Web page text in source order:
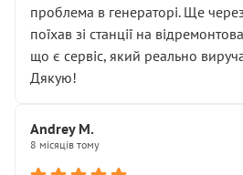
( ну все зняли та доробили)
Окремий момент, який виглядає
мені заявили, що бачок
міняти разом із головним
Для людини, яка хоча б трохи
це звучить як мінімум
спроба продати дорогий вузол
проблема в генераторі. Ще
поїхав зі станції на
що є сервіс, який реально
Дякую!
Andrey M.
8 місяців тому